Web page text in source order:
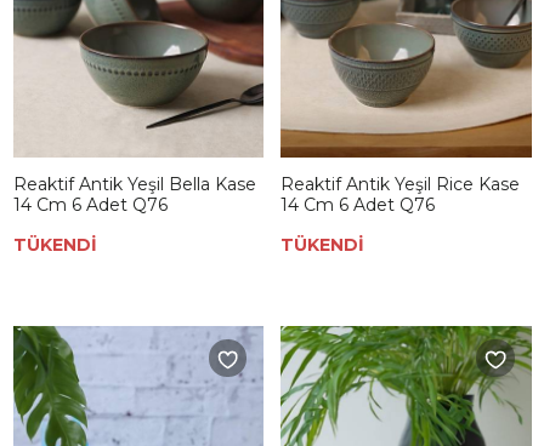
Reaktif Antik Yeşil Bella Kase
14 Cm 6 Adet Q76
TÜKENDİ
Reaktif Antik Yeşil Rice Kase
14 Cm 6 Adet Q76
TÜKENDİ